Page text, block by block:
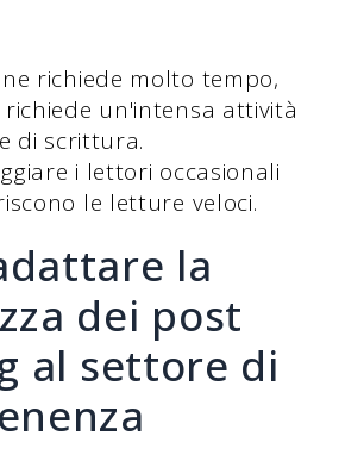
richiede molto tempo,
un'intensa attività
di scrittura.
i lettori occasionali
le letture veloci.
la
dei post
al settore di